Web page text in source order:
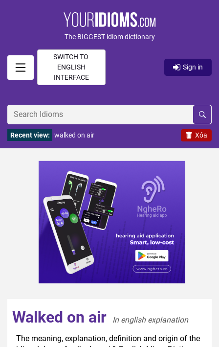
The BIGGEST idiom dictionary
SWITCH TO
ENGLISH
INTERFACE
Sign in
Xóa
Recent view: walked on air
Walked on air
In english explanation
The meaning, explanation, definition and origin of the